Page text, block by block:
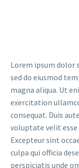
Lorem ipsum dolor
sed do eiusmod
magna aliqua. Ut
exercitation
consequat. Duis
voluptate velit
Excepteur sint
culpa qui officia
perspiciatis unde